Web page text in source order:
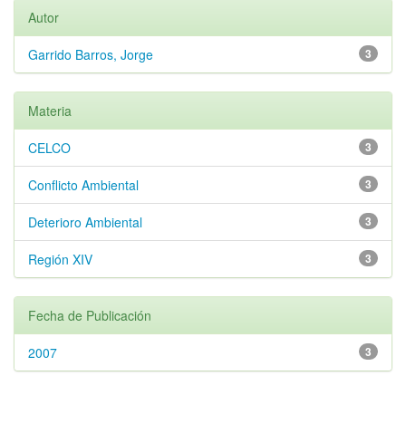
Autor
3
Garrido Barros, Jorge
Materia
3
CELCO
3
Conflicto Ambiental
3
Deterioro Ambiental
3
Región XIV
Fecha de Publicación
3
2007